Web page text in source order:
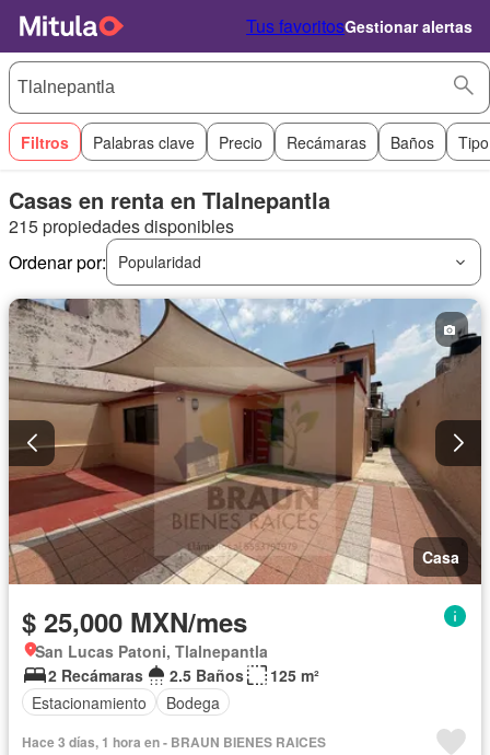
Tus favoritosGestionar alertas
Filtros Palabras clave Precio Recámaras Baños
Casas en renta en Tlalnepantla
215 propiedades disponibles
Ordenar por:
Popularidad
Casa
$ 25,000 MXN/mes
San Lucas Patoni, Tlalnepantla
2 Recámaras
2.5 Baños
125 m²
Estacionamiento
Bodega
Hace 3 días, 1 hora en - BRAUN BIENES RAICES